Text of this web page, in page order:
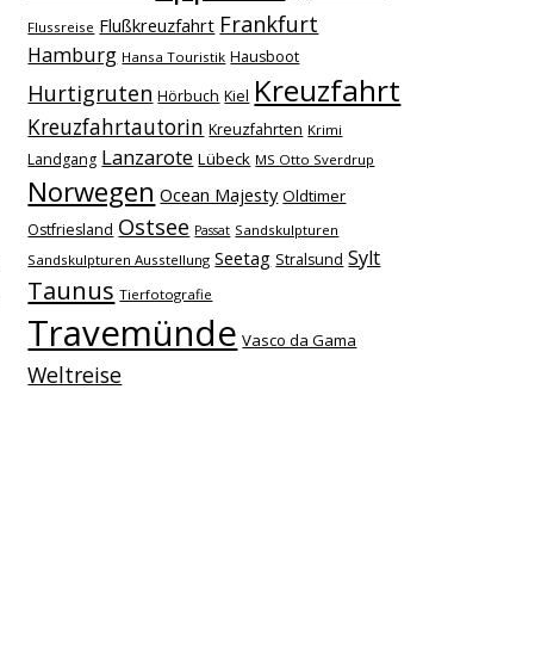
Flussreise Flußkreuzfahrt Frankfurt
Hamburg Hansa Touristik Hausboot
Hurtigruten Hörbuch Kiel Kreuzfahrt
Kreuzfahrtautorin Kreuzfahrten Krimi
Landgang Lanzarote Lübeck MS Otto Sverdrup
Norwegen Ocean Majesty Oldtimer
Ostfriesland Ostsee Passat Sandskulpturen
Sandskulpturen Ausstellung Seetag Stralsund Sylt
Taunus Tierfotografie
Travemünde Vasco da Gama
Weltreise